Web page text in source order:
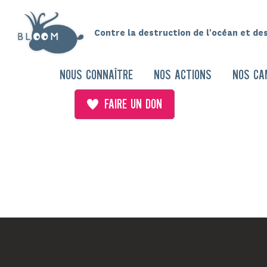
Contre la destruction de l'océan et
NOUS CONNAÎTRE NOS ACTIONS NOS
FAIRE UN DON